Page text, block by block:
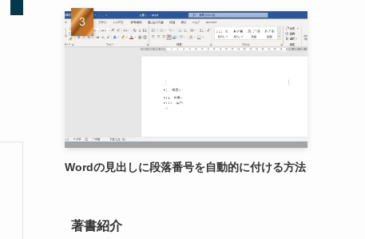
Wordの見出しに段落番号を自動的に付ける方法
著書紹介